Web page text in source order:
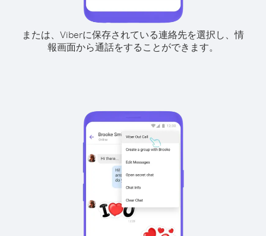
または、Viberに保存されている連絡先を選択し、情
報画面から通話をすることができます。